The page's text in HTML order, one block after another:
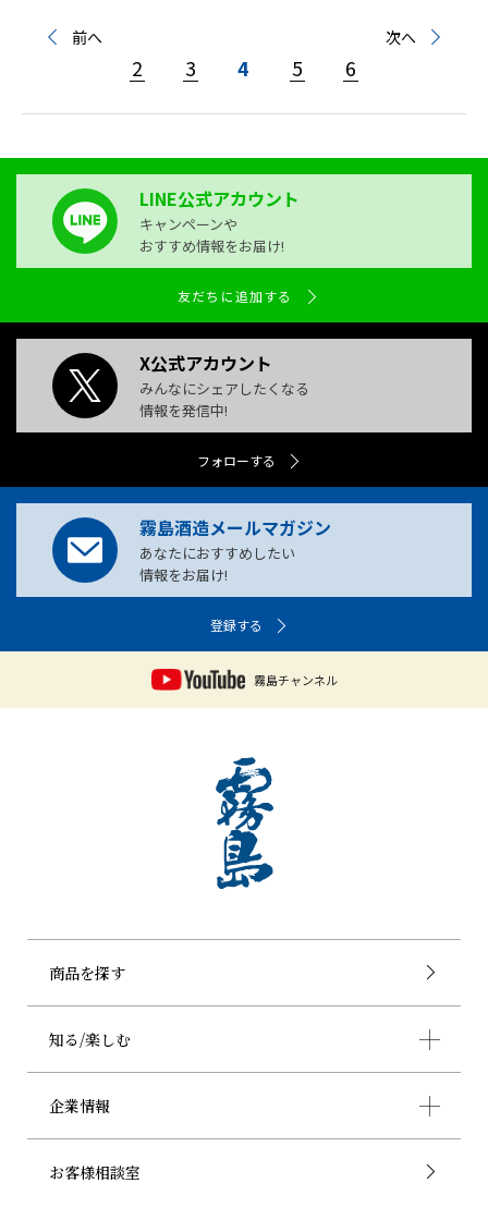
前へ
2 3 4 5 6
次へ
LINE公式アカウント
キャンペーンや
おすすめ情報をお届け!
友だちに追加する
X公式アカウント
みんなにシェアしたくなる
情報を発信中!
フォローする
霧島酒造メールマガジン
あなたにおすすめしたい
情報をお届け!
登録する
霧島チャンネル
商品を探す
知る/楽しむ
企業情報
お客様相談室